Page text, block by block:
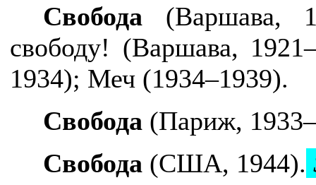
Свобода (Варшава,
свободу! (Варшава,
1934); Меч (1934–1939).
Свобода (Париж,
Свобода (США, 1944).